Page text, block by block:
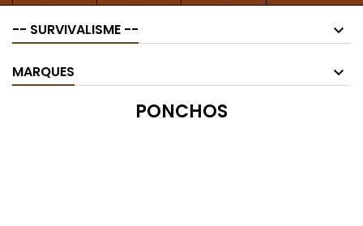
-- SURVIVALISME --
MARQUES
PONCHOS